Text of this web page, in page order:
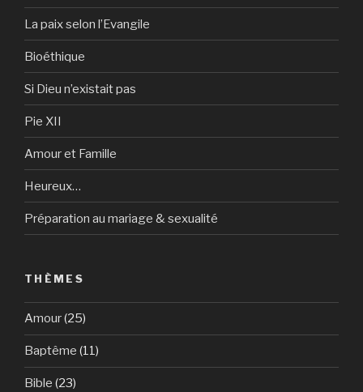
La paix selon l’Evangile
Bioéthique
Si Dieu n’existait pas
Pie XII
Amour et Famille
Heureux…
Préparation au mariage & sexualité
THÈMES
Amour(25)
Baptême (11)
Bible (23)